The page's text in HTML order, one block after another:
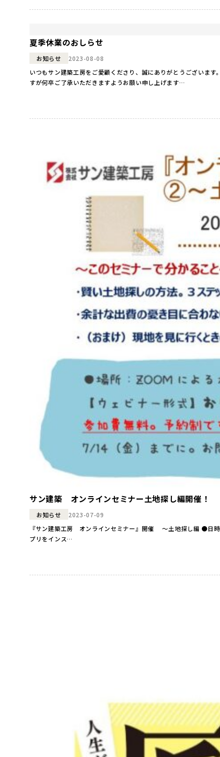
夏季休業のおしらせ
お知らせ
2023-08-08
いつもサン建築工房をご愛顧くださり、誠にありがとうございま
すが何卒ご了承いただきますようお願い申し上げます…
サン建築 オンラインセミナー土地探し編開催！
お知らせ
2023-07-09
『サン建築工房 オンラインセミナー』開催 ～土地探し編 ●日時● 2023年7月14（月・祝） 10:30〜11:10 ●会場● オンライン ZOOMにて 当日ご参加される端末にZOOMア
プリをインス…